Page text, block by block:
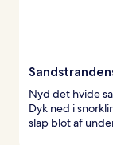
Nyd det hvide
Dyk ned i
slap blot af